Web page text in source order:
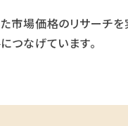
市場価格のリサーチ
つなげています。